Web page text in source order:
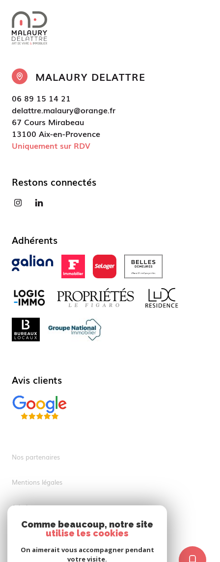
MALAURY DELATTRE
06 89 15 14 21
delattre.malaury@orange.fr
67 Cours Mirabeau
13100 Aix-en-Provence
Uniquement sur RDV
Restons connectés
Adhérents
Avis clients
Nos partenaires
Mentions légales
Admin
Nos honoraires
Comme beaucoup, notre site
utilise les cookies
On aimerait vous accompagner pendant
votre visite.